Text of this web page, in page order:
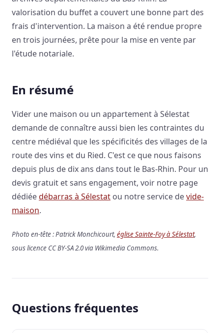
valorisation du buffet a couvert une bonne part des
frais d'intervention. La maison a été rendue propre
en trois journées, prête pour la mise en vente par
l'étude notariale.
En résumé
Vider une maison ou un appartement à Sélestat
demande de connaître aussi bien les contraintes du
centre médiéval que les spécificités des villages de la
route des vins et du Ried. C'est ce que nous faisons
depuis plus de dix ans dans tout le Bas-Rhin. Pour un
devis gratuit et sans engagement, voir notre page
dédiéedébarras à Sélestat ou notre service devide-
maison.
Photo en-tête : Patrick Monchicourt, église Sainte-Foy à Sélestat,
sous licence CC BY-SA 2.0 via Wikimedia Commons.
Questions fréquentes